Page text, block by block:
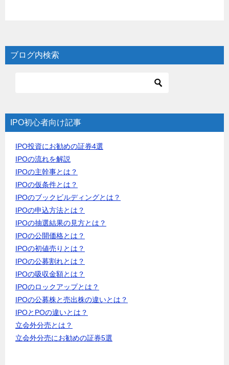
ブログ内検索
IPO初心者向け記事
IPO投資にお勧めの証券4選
IPOの流れを解説
IPOの主幹事とは？
IPOの仮条件とは？
IPOのブックビルディングとは？
IPOの申込方法とは？
IPOの抽選結果の見方とは？
IPOの公開価格とは？
IPOの初値売りとは？
IPOの公募割れとは？
IPOの吸収金額とは？
IPOのロックアップとは？
IPOの公募株と売出株の違いとは？
IPOとPOの違いとは？
立会外分売とは？
立会外分売にお勧めの証券5選